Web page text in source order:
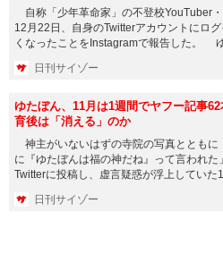
自称「少年革命家」の不登校YouTuber
12月22日、自身のTwitterアカウントにロ
くなったことをInstagramで報告した。 ゆ
日刊サイゾー
ゆたぼん、11月は1週間でヤフー記事
育後は「消える」のか
神主がいないはずの寺院の写真とともに
に『ゆたぼんは福の神だね』って言われた
Twitterに投稿し、虚言疑惑が浮上していた
日刊サイゾー